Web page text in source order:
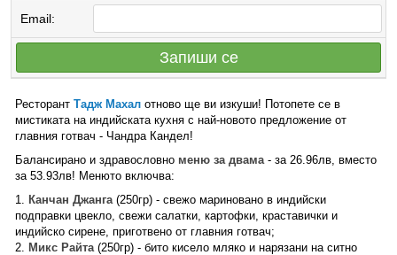
Email:
Запиши се
Ресторант Тадж Махал отново ще ви изкуши! Потопете се в
мистиката на индийската кухня с най-новото предложение от
главния готвач - Чандра Кандел!
Балансирано и здравословно меню за двама- за 26.96лв, вместо
за 53.93лв! Менюто включва:
1. Канчан Джанга(250гр) - свежо мариновано в индийски
подправки цвекло, свежи салатки, картофки, краставички и
индийско сирене, приготвено от главния готвач;
2. Микс Райта(250гр) - бито кисело мляко и нарязани на ситно